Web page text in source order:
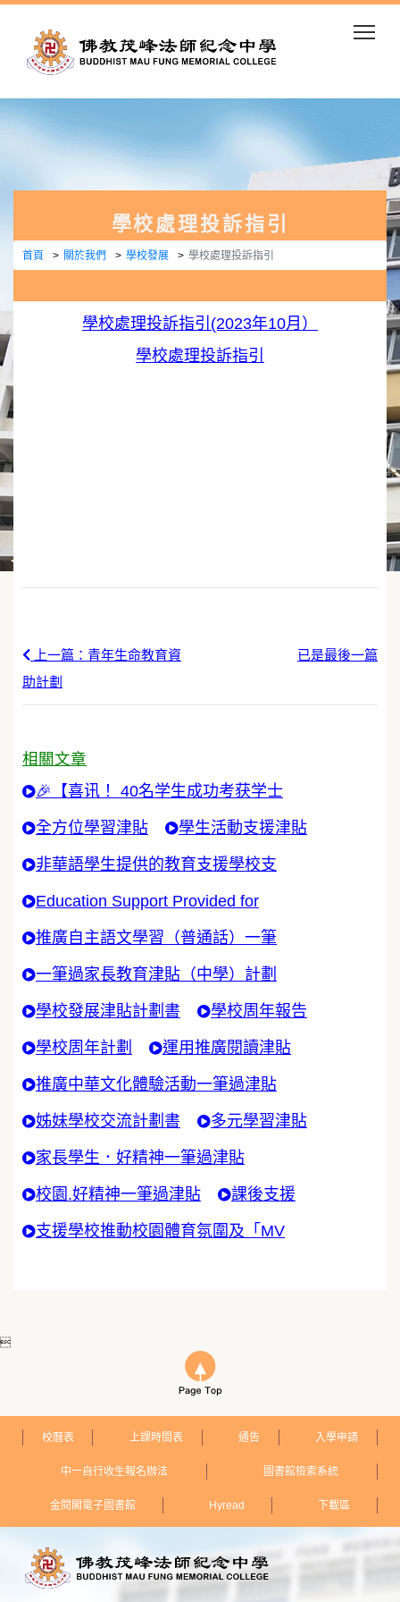
學校處理投訴指引
首頁 關於我們 學校發展 學校處理投訴指引
學校處理投訴指引(2023年10月）
學校處理投訴指引
上一篇：青年生命教育資
助計劃
已是最後一篇
相關文章
🎉【喜讯！ 40名学生成功考获学士
全方位學習津貼 學生活動支援津貼
非華語學生提供的教育支援學校支
Education Support Provided for
推廣自主語文學習（普通話）一筆
一筆過家長教育津貼（中學）計劃
學校發展津貼計劃書 學校周年報告
學校周年計劃 運用推廣閱讀津貼
推廣中華文化體驗活動一筆過津貼
姊妹學校交流計劃書 多元學習津貼
家長學生．好精神一筆過津貼
校園.好精神一筆過津貼 課後支援
支援學校推動校園體育氛圍及「MV

校曆表 上課時間表 通告 入學申請
中一自行收生報名辦法 圖書館檢索系統
金閱閣電子圖書館 Hyread 下載區